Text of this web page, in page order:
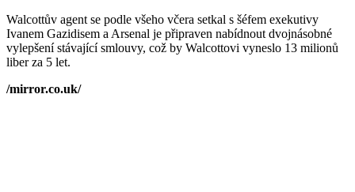
Walcottův agent se podle všeho včera setkal s šéfem exekutivy
Ivanem Gazidisem a Arsenal je připraven nabídnout dvojnásobné
vylepšení stávající smlouvy, což by Walcottovi vyneslo 13 milionů
liber za 5 let.
/mirror.co.uk/